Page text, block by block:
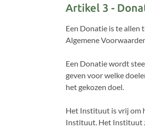
Artikel 3 -
Een Donatie is te allen
Algemene
Een Donatie wordt
geven voor welke
het gekozen doel.
Het Instituut is vrij om
Instituut. Het Instituut